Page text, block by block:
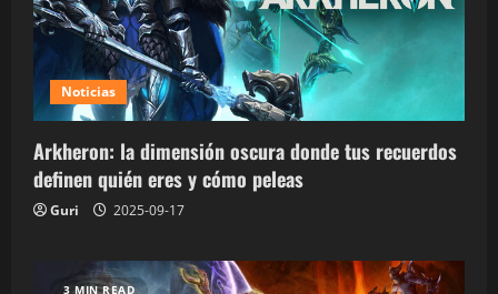
Noticias
Arkheron: la dimensión oscura donde tus recuerdos
definen quién eres y cómo peleas
Guri 2025-09-17
3 MIN READ